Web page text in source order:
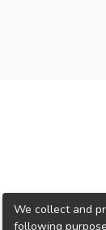
We collect and
following